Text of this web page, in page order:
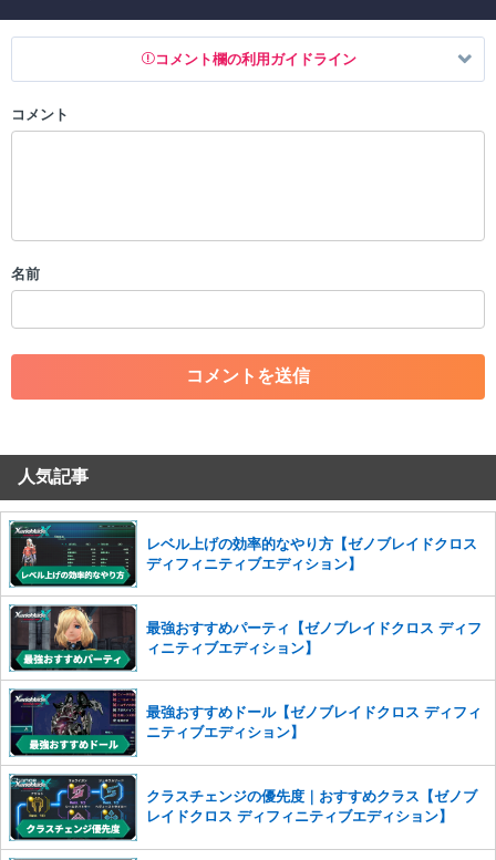
コメント欄の利用ガイドライン
以下の書き込みを禁止とし、場合によってはコメント削除や書き込み制
・一度削除された投稿を再び投稿すること
・アカウントの売買など金銭が絡む内容の投稿
・各ゲームのネタバレを含む内容の投稿
・その他、管理者が不適切と判断した投稿
コメントの削除を申請する
せていただきます。ご了承ください。
※一度削除したコメントは復元ができませんのでご注意くだ
さい。
また、過度な利用規約の違反や、弊社に損害の及ぶ内容の書き込みがあ
った場合は、法的措置をとらせていただく場合もございますので、あら
かじめご理解くださいませ。
コメント
名前
人気記事
レベル上げの効率的なやり方【ゼノブレイドクロス
ディフィニティブエディション】
最強おすすめパーティ【ゼノブレイドクロス ディフ
ィニティブエディション】
最強おすすめドール【ゼノブレイドクロス ディフィ
ニティブエディション】
クラスチェンジの優先度｜おすすめクラス【ゼノブ
レイドクロス ディフィニティブエディション】